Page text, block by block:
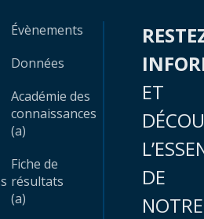
Évènements
Données
Académie des
connaissances
(a)
Fiche de
résultats
(a)
ET
DE
NOTRE